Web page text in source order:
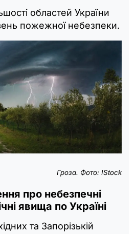
областей України
пожежної небезпеки.
Гроза. Фото: IStock
про небезпечні
явища по Україні
та Запорізькій